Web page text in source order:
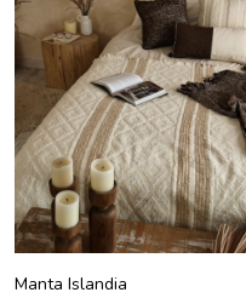
Manta Islandia